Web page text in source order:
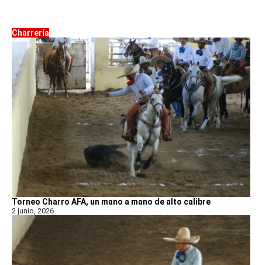
Charrería
Torneo Charro AFA, un mano a mano de alto calibre
2 junio, 2026